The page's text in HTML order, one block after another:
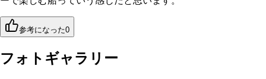
参考になった0
フォトギャラリー